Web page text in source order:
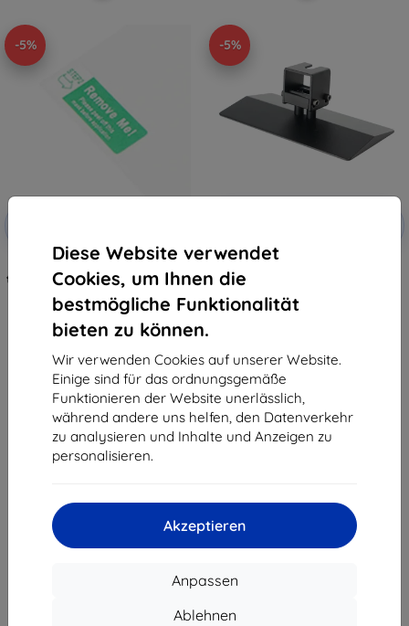
Diese Website verwendet
Cookies, um Ihnen die
bestmögliche Funktionalität
bieten zu können.
Wir verwenden Cookies auf unserer Website.
Einige sind für das ordnungsgemäße
Funktionieren der Website unerlässlich,
während andere uns helfen, den Datenverkehr
zu analysieren und Inhalte und Anzeigen zu
personalisieren.
Akzeptieren
Anpassen
Ablehnen
-5%
Anycubic Screen Protector for
the Photon Mono 4 Ultra/Mono 4
19,90 €
18,90 €
-5%
Anycubic Build Plate for the
47,90 €
45,51 €
1